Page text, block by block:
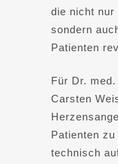
die nicht nur
sondern
Patienten
Für Dr.
Carsten
Patienten
technisch